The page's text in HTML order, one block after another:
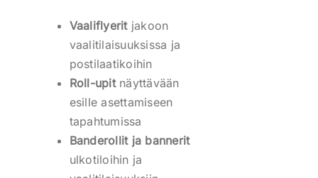
Vaaliflyeritjakoon
vaalitilaisuuksissa ja
postilaatikoihin
Roll-upitnäyttävään
esille asettamiseen
tapahtumissa
Banderollit ja bannerit
ulkotiloihin ja